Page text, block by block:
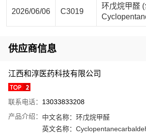
2026/06/06 C3019
环戊烷甲醛
供应商信息
江西和淳医药科技有限公司
联系电话： 13033833208
产品介绍： 中文名称： 环戊烷甲醛
英文名称：